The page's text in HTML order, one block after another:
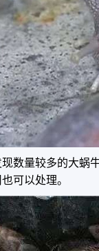
数量较多的大蜗
可以处理。